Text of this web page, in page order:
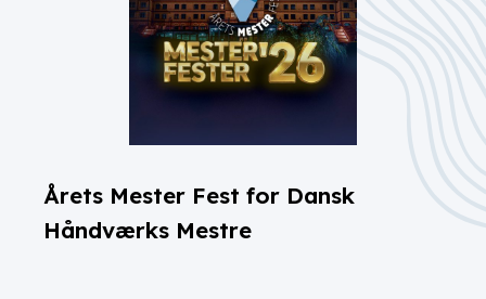
Årets Mester Fest for Dansk
Håndværks Mestre